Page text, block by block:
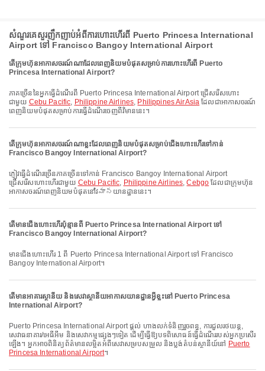
សំណួរគេសួរញឹកញាប់អំពីការហោះហើរពី Puerto Princesa International
Airport ទៅ Francisco Bangoy International Airport
តើក្រុមហ៊ុនអាកាសចរណ៍ណាដែលពេញនិយមបំផុតសម្រាប់ការហោះហើរពី Puerto
Princesa International Airport?
ភាគច្រើននៃអ្នកធ្វើដំណើរពី Puerto Princesa International Airport ជ្រើសរើសហោះ
ជាមួយ Cebu Pacific, Philippine Airlines, Philippines AirAsia ដែលជាអាកាសចរណ៍
ពេញនិយមបំផុតសម្រាប់ការធ្វើដំណើរចេញពីវិមាននេះ។
តើក្រុមហ៊ុនអាកាសចរណ៍ណាខ្លះដែលពេញនិយមបំផុតសម្រាប់ជើងហោះហើរទៅកាន់
Francisco Bangoy International Airport?
ភ្ញៀវធ្វើដំណើរច្រើនភាគច្រើនទៅកាន់ Francisco Bangoy International Airport
ជ្រើសរើសហោះហើរជាមួយ Cebu Pacific, Philippine Airlines,Cebgo ដែលជាក្រុមហ៊ុន
អាកាសចរណ៍ពេញនិយមបំផុតនៅវిమానយានដ្ឋាននេះ។
តើមានជើងហោះហើរប៉ុន្មានពី Puerto Princesa International Airport ទៅ
Francisco Bangoy International Airport?
មានជើងហោះហើរ 1 ពី Puerto Princesa International Airport ទៅ Francisco
Bangoy International Airport។
តើមានអាគារស្ថានីយ និងសេវាស្ថានីយអាកាសយានដ្ឋានអ្វីខ្លះនៅ Puerto Princesa
International Airport?
Puerto Princesa International Airport ផ្តល់ ហាងលក់ទំនិញរួចពន្ធ, ការជួលរថយន្ត,
សេវាធនាគារ/អេធីអឹម និងសេវាកម្មផ្សេងៗទៀត ដើម្បីធ្វើឱ្យបទពិសោធន៍ធ្វើដំណើររបស់អ្នកប្រសើរ
ឡើង។ អ្នកអាចពិនិត្យព័ត៌មានលម្អិតអំពីសេវាសម្របសម្រួល និងប្លង់តំបន់ស្ថានីយ៍នៅ Puerto
Princesa International Airport។